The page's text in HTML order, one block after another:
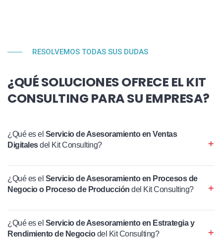
RESOLVEMOS TODAS SUS DUDAS
¿QUÉ SOLUCIONES OFRECE EL KIT
CONSULTING PARA SU EMPRESA?
¿Qué es el Servicio de Asesoramiento en Ventas
Digitalesdel Kit Consulting?
¿Qué es el Servicio de Asesoramiento en Procesos de
Negocio o Proceso de Producción del Kit Consulting?
¿Qué es el Servicio de Asesoramiento en Estrategia y
Rendimiento de Negociodel Kit Consulting?